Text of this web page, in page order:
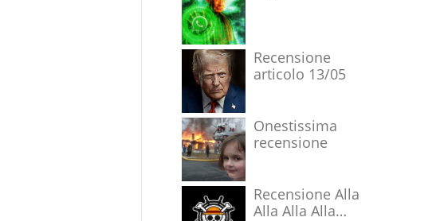
Recensione
articolo 13/05
Onestissima
recensione
Recensione Alla
Alla Alla Alla